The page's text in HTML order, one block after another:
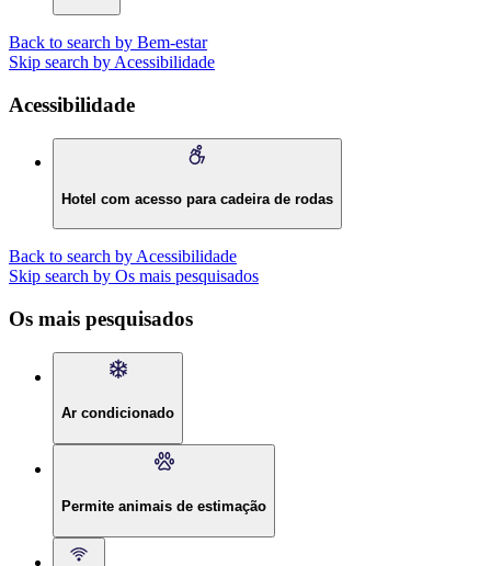
Back to search by Bem-estar
Skip search by Acessibilidade
Acessibilidade
Hotel com acesso para cadeira de rodas
Back to search by Acessibilidade
Skip search by Os mais pesquisados
Os mais pesquisados
Ar condicionado
Permite animais de estimação